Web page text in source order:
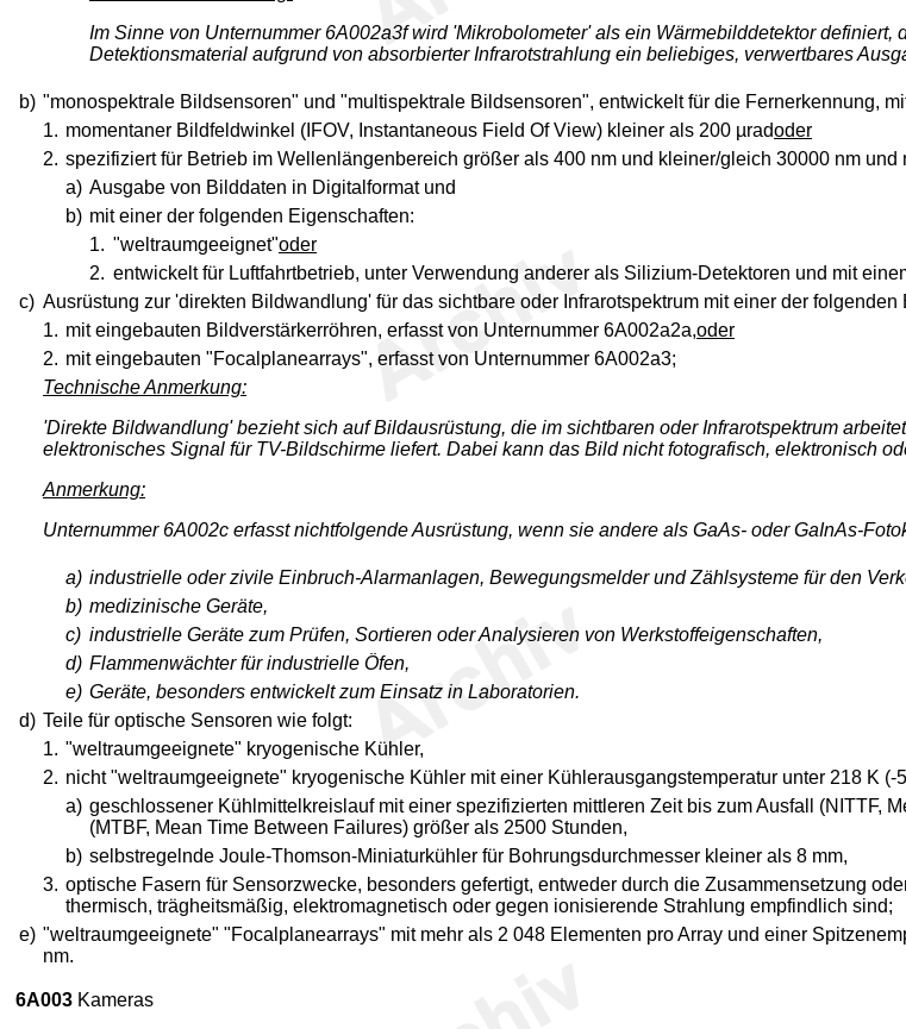
Im Sinne von Unternummer 6A002a3f wird 'Mikrobolometer' als ein Wärmebilddetektor
Detektionsmaterial aufgrund von absorbierter Infrarotstrahlung ein beliebiges, verwertbares
b) "monospektrale Bildsensoren" und "multispektrale Bildsensoren", entwickelt für die Fernerkennung,
1. momentaner Bildfeldwinkel (IFOV, Instantaneous Field Of View) kleiner als 200 µradoder
2. spezifiziert für Betrieb im Wellenlängenbereich größer als 400 nm und kleiner/gleich 30000 nm
a) Ausgabe von Bilddaten in Digitalformat und
b) mit einer der folgenden Eigenschaften:
1. "weltraumgeeignet"oder
2. entwickelt für Luftfahrtbetrieb, unter Verwendung anderer als Silizium-Detektoren und mit
c) Ausrüstung zur 'direkten Bildwandlung' für das sichtbare oder Infrarotspektrum mit einer der folgenden
1. mit eingebauten Bildverstärkerröhren, erfasst von Unternummer 6A002a2a,oder
2. mit eingebauten "Focalplanearrays", erfasst von Unternummer 6A002a3;
Technische Anmerkung:
'Direkte Bildwandlung' bezieht sich auf Bildausrüstung, die im sichtbaren oder Infrarotspektrum
elektronisches Signal für TV-Bildschirme liefert. Dabei kann das Bild nicht fotografisch, elektronisch
Anmerkung:
Unternummer 6A002c erfasst nichtfolgende Ausrüstung, wenn sie andere als GaAs- oder GaInAs-
a) industrielle oder zivile Einbruch-Alarmanlagen, Bewegungsmelder und Zählsysteme für den
b) medizinische Geräte,
c) industrielle Geräte zum Prüfen, Sortieren oder Analysieren von Werkstoffeigenschaften,
d) Flammenwächter für industrielle Öfen,
e) Geräte, besonders entwickelt zum Einsatz in Laboratorien.
d) Teile für optische Sensoren wie folgt:
1. "weltraumgeeignete" kryogenische Kühler,
2. nicht "weltraumgeeignete" kryogenische Kühler mit einer Kühlerausgangstemperatur unter 218 K (-
a) geschlossener Kühlmittelkreislauf mit einer spezifizierten mittleren Zeit bis zum Ausfall (NITTF,
(MTBF, Mean Time Between Failures) größer als 2500 Stunden,
b) selbstregelnde Joule-Thomson-Miniaturkühler für Bohrungsdurchmesser kleiner als 8 mm,
3. optische Fasern für Sensorzwecke, besonders gefertigt, entweder durch die Zusammensetzung
thermisch, trägheitsmäßig, elektromagnetisch oder gegen ionisierende Strahlung empfindlich sind;
e) "weltraumgeeignete" "Focalplanearrays" mit mehr als 2 048 Elementen pro Array und einer
nm.
6A003 Kameras